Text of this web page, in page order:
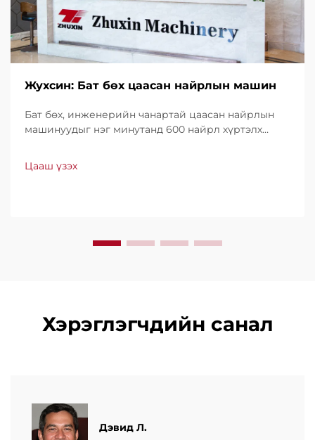
Жухсин: Бат бөх цаасан найрлын машин
Бат бөх, инженерийн чанартай цаасан найрлын
машинуудыг нэг минутанд 600 найрл хүртэлх
дэлхийн хэмжээнд итгэл үнэнчээр ашиглагддаг.
Цааш үзэх
Хэрэглэгчдийн санал
Дэвид Л.